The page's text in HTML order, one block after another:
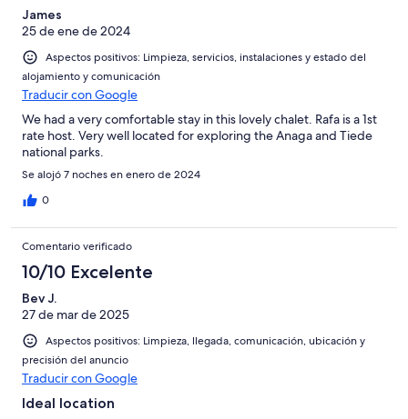
James
25 de ene de 2024
Aspectos positivos: Limpieza, servicios, instalaciones y estado del
alojamiento y comunicación
Traducir con Google
We had a very comfortable stay in this lovely chalet. Rafa is a 1st
rate host. Very well located for exploring the Anaga and Tiede
national parks.
Se alojó 7 noches en enero de 2024
0
Comentario verificado
10/10 Excelente
Bev J.
27 de mar de 2025
Aspectos positivos: Limpieza, llegada, comunicación, ubicación y
precisión del anuncio
Traducir con Google
Ideal location